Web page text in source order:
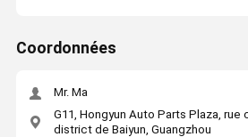
Coordonnées
Mr. Ma
G11, Hongyun Auto Parts Plaza, rue
district de Baiyun, Guangzhou